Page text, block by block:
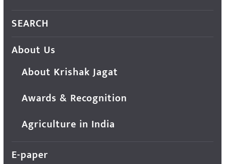
SEARCH
About Us
About Krishak Jagat
Awards & Recognition
Agriculture in India
E-paper